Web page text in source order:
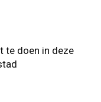
te doen in deze